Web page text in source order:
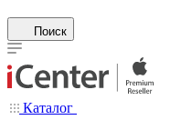
Поиск
Каталог